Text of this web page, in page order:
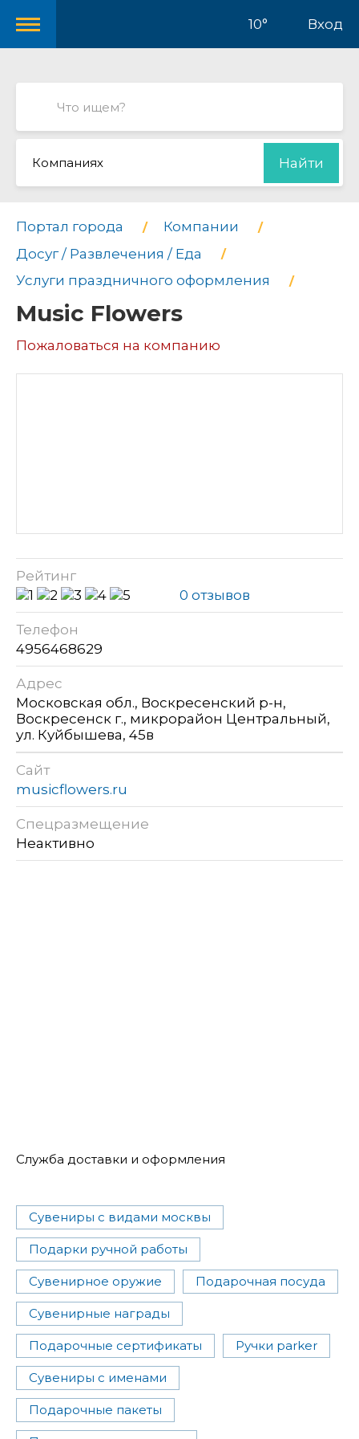
10° Вход
Компаниях Найти
Портал города
Компании
Досуг / Развлечения / Еда
Услуги праздничного оформления
Music Flowers
Пожаловаться на компанию
Рейтинг
0 отзывов
Телефон
4956468629
Адрес
Московская обл., Воскресенский р-н,
Воскресенск г., микрорайон Центральный,
ул. Куйбышева, 45в
Сайт
musicflowers.ru
Спецразмещение
Неактивно
Служба доставки и оформления
Сувениры с видами москвы
Подарки ручной работы
Сувенирное оружие Подарочная посуда
Сувенирные награды
Подарочные сертификаты Ручки parker
Сувениры с именами
Подарочные пакеты